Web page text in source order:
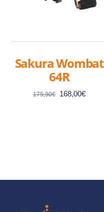
Sakura Wombat
64R
175,90€
Le
168,00€Le